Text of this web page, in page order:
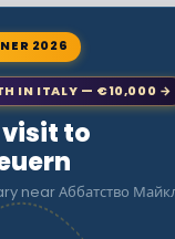
2026
IN ITALY — €10,000 →
to
near Аббатство